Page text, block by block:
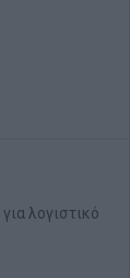
για λογιστικό